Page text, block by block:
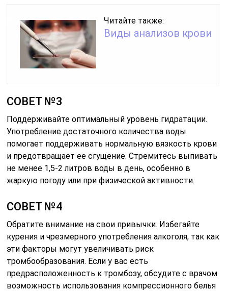
Читайте также:
Виды анализов крови
СОВЕТ №3
Поддерживайте оптимальный уровень гидратации.
Употребление достаточного количества воды
помогает поддерживать нормальную вязкость крови
и предотвращает ее сгущение. Стремитесь выпивать
не менее 1,5-2 литров воды в день, особенно в
жаркую погоду или при физической активности.
СОВЕТ №4
Обратите внимание на свои привычки. Избегайте
курения и чрезмерного употребления алкоголя, так как
эти факторы могут увеличивать риск
тромбообразования. Если у вас есть
предрасположенность к тромбозу, обсудите с врачом
возможность использования компрессионного белья